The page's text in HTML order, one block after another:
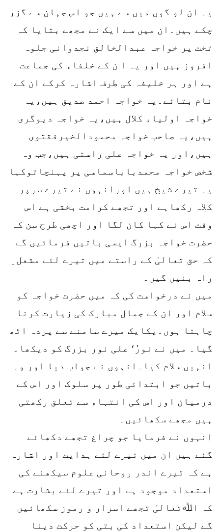
یہ ان لو گوں میں سے ہیں جو اس جہان سے گزر
چکے ہیں۔ان میں سے ایک نے مجھے بتایا کہ
تخت پر خواجہ عبدالخالق نجدوانی جلوہ
افروز ہیں اور یہ ا ن کے خلفاء کی جماعت
ہے اور ہر خلیفہ کی طرف اشارہ کرکے ان کے
نام بتائے۔یہ خواجہ احمد صدیق ہیں،یہ
خواجہ اولیاء کلال ہیں،یہ خواجہ دیوگری
ہیں،یہ صاحب خواجہ محمودالخیرفقتوی
ہیں،اور یہ خواجہ علی راستی ہیں،جب وہ
شخص خواجہ محمدباباسماسی پر پہنچاتوکہا
یہ تیرے شیخ ہیں اورانہوں نے تیرے سرپر
کلاہ رکھاہے اور تجھے کرامت بخشی ہے اس
وقت اس نے کہا کان لگا اور اچھی طرح سن کہ
حضرت خواجہ بزرگ ایسی باتیں فرمائیں گے
کہ حق تعالیٰ کے راستے میں تیرے لئے مشعل ِ
راہ بنیں گیں۔
میں نے درخواست کی کہ میں حضرت خواجہ کو
سلام اور ان کے جمال مبارک کی زیارت کرنا
چاہتا ہوں۔یکایک میرے سامنے سے پردہ اٹھ
گیا۔ میں نے نورُ‘ علی نور بزرگ کو دیکھا۔
انہیں سلام کیا۔انہوں نے جواب دیا اور وہ
باتیں جو ابتدائی طور پر سلوک اور اس کے
درمیان اور اس کی انتہاء سے تعلق رکھتی
ہیں مجھے سکھائیں۔
انہوں نے فرمایا جو چراغ تجھے دکھائے
گئے ہیں ان میں تیرے لئے ہدایت اور اشارہ
ہے کہ تیرے اندر روحانی علوم سیکھنے کی
استعداد موجود ہے اور تیرے لئے بشارت ہے
کہ اﷲتعالیٰ تجھے اسرار و رموز سکھائیں
گے لیکن استعداد کی بتی کو حرکت دینا